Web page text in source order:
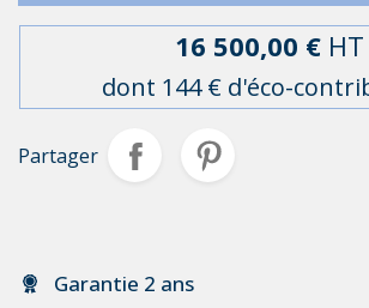
16 500,00 € HT
dont 144 € d'éco-
Partager
Garantie 2 ans